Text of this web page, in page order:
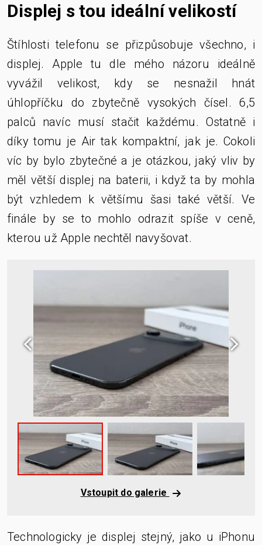
Displej s tou ideální velikostí
Štíhlosti telefonu se přizpůsobuje všechno, i
displej. Apple tu dle mého názoru ideálně
vyvážil velikost, kdy se nesnažil hnát
úhlopříčku do zbytečně vysokých čísel. 6,5
palců navíc musí stačit každému. Ostatně i
díky tomu je Air tak kompaktní, jak je. Cokoli
víc by bylo zbytečné a je otázkou, jaký vliv by
měl větší displej na baterii, i když ta by mohla
být vzhledem k většímu šasi také větší. Ve
finále by se to mohlo odrazit spíše v ceně,
kterou už Apple nechtěl navyšovat.
Vstoupit do galerie
Technologicky je displej stejný, jako u iPhonu